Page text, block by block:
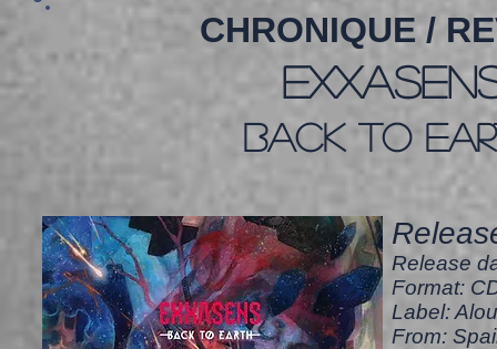
CHRONIQUE /
Back to
Release
Format:
Label:
From: